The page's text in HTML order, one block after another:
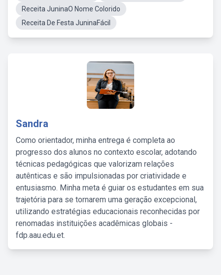
Receita JuninaO Nome Colorido
Receita De Festa JuninaFácil
Sandra
Como orientador, minha entrega é completa ao
progresso dos alunos no contexto escolar, adotando
técnicas pedagógicas que valorizam relações
autênticas e são impulsionadas por criatividade e
entusiasmo. Minha meta é guiar os estudantes em sua
trajetória para se tornarem uma geração excepcional,
utilizando estratégias educacionais reconhecidas por
renomadas instituições acadêmicas globais -
fdp.aau.edu.et.